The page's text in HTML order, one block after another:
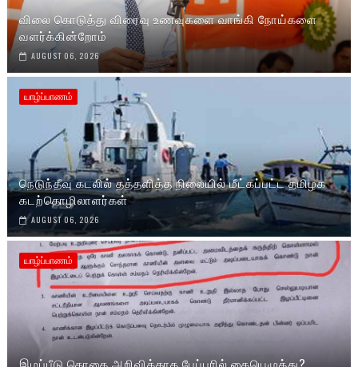
விலை கொடுத்து விரைவு உணவுகளை வாங்கி நோய்களை
வளர்க்கின்றோம்
AUGUST 06, 2026
யாழ்ப்பாணம்
நெடுந்தீவு கடலில் தத்தளித்த நிலையில் மீட்கப்பட்ட தமிழக
கடற்தொழிலாளர்கள்
AUGUST 06, 2026
யாழ்ப்பாணம்
இழப்பீடு தொகை அறிவிக்காத பேப்பரில் கையெழுத்து?